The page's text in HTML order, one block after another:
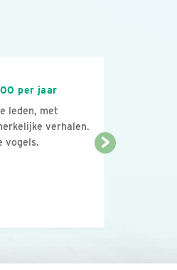
per jaar
leden, met
verhalen.
vogels.